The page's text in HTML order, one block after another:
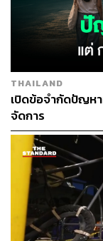
THAILAND
เปิดข้อจำกัดปัญห
จัดการ